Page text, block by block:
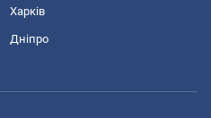
Харків
Дніпро